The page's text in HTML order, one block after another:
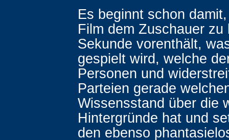
Es beginnt schon
Film dem Zuschauer zu
Sekunde vorenthält,
gespielt wird, welche
Personen und
Parteien gerade
Wissensstand über die
Hintergründe hat und
den ebenso